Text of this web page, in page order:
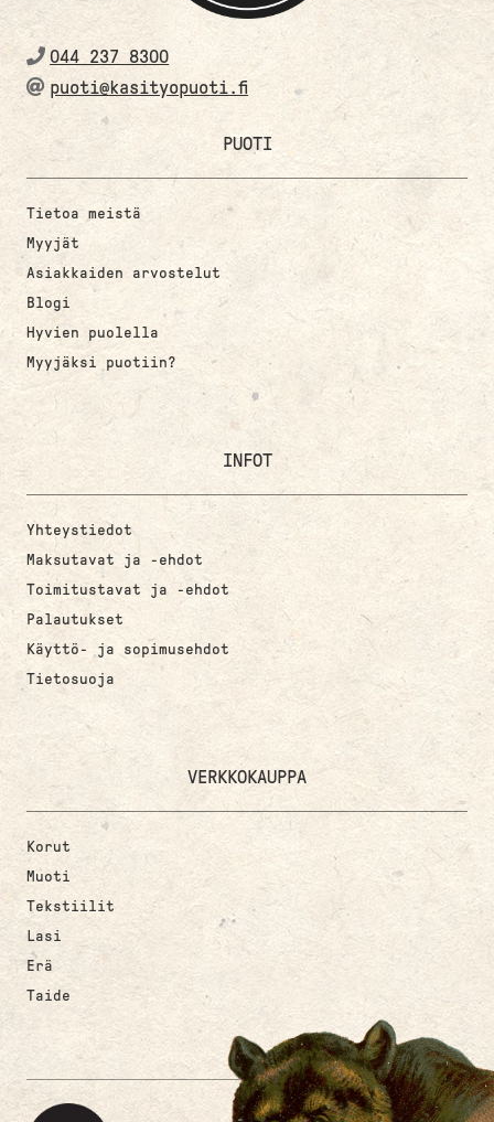
044 237 8300
puoti@kasityopuoti.fi
PUOTI
Tietoa meistä
Myyjät
Asiakkaiden arvostelut
Blogi
Hyvien puolella
Myyjäksi puotiin?
INFOT
Yhteystiedot
Maksutavat ja -ehdot
Toimitustavat ja -ehdot
Palautukset
Käyttö- ja sopimusehdot
Tietosuoja
VERKKOKAUPPA
Korut
Muoti
Tekstiilit
Lasi
Erä
Taide